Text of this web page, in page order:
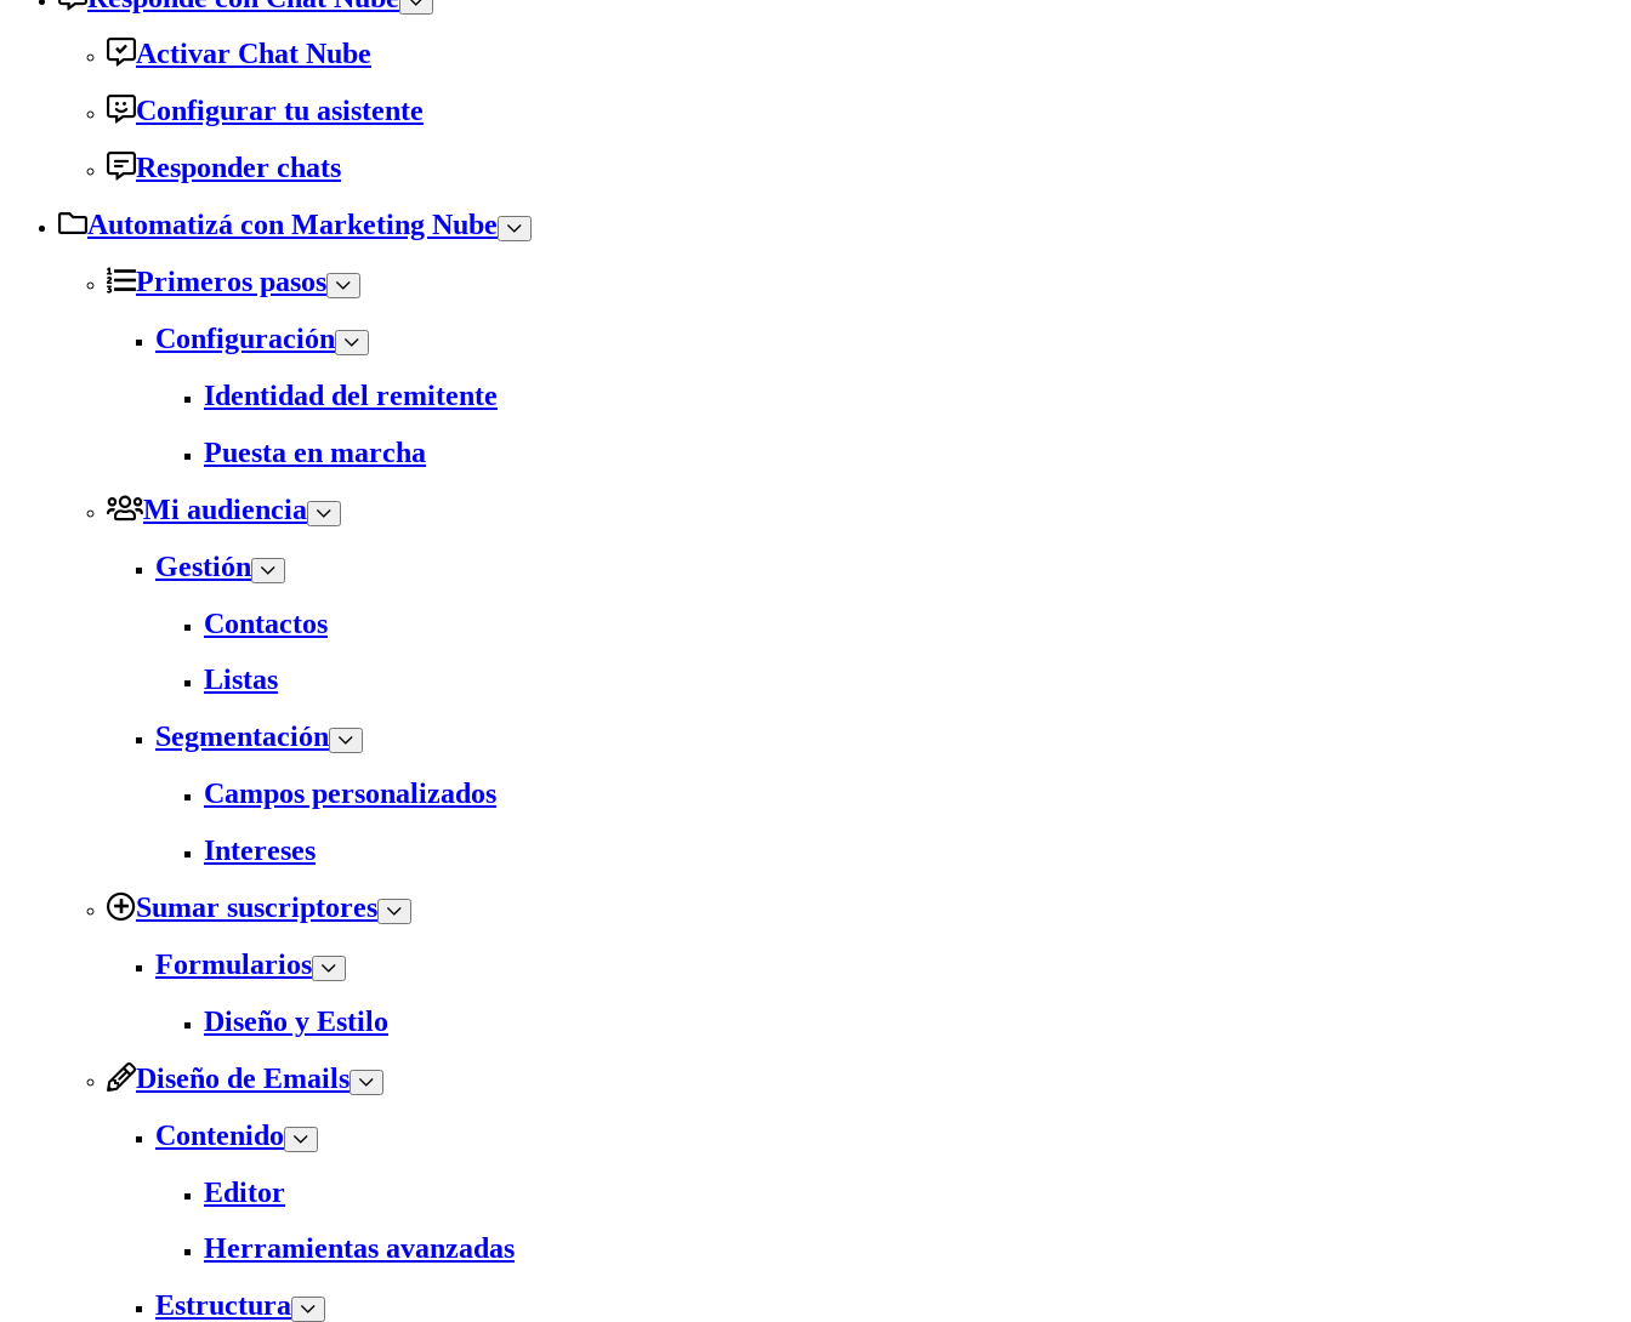
Activar Chat Nube
Configurar tu asistente
Responder chats
Automatizá con Marketing Nube
Primeros pasos
Configuración
Identidad del remitente
Puesta en marcha
Mi audiencia
Gestión
Contactos
Listas
Segmentación
Campos personalizados
Intereses
Sumar suscriptores
Formularios
Diseño y Estilo
Diseño de Emails
Contenido
Editor
Herramientas avanzadas
Estructura